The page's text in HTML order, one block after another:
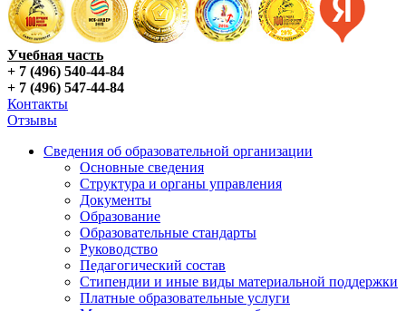
Учебная часть
+ 7 (496) 540-44-84
+ 7 (496) 547-44-84
Контакты
Отзывы
Сведения об образовательной организации
Основные сведения
Структура и органы управления
Документы
Образование
Образовательные стандарты
Руководство
Педагогический состав
Стипендии и иные виды материальной поддержки
Платные образовательные услуги